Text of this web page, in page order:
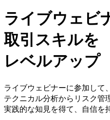
ライブウェビ
取引スキルを
レベルアップ
ライブウェビナーに参加して、
テクニカル分析から リスク管
実践的な知見を得て、 自信を